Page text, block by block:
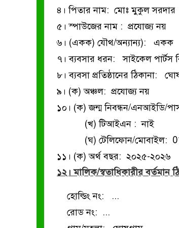
৪। পিতার নাম: মোঃ মুকুল সরদার
৫। স্পাউজের নাম : প্রযোজ্য নয়
৬। (একক) যৌথ/অন্যান্য): একক
৭। ব্যবসার ধরন: সাইকেল পার্টস
৮। ব্যবসা প্রতিষ্ঠানের ঠিকানা:
৯। (ক) অঞ্চল: প্রযোজ্য নয়
১০। (ক) জন্ম নিবন্ধন/এনআইডি/
(খ) টিআইএন : নাই
(ঘ) টেলিফোন/মোবাইল:
১১। (ক) অর্থ বছর: ২০২৫-২০২৬
১২। মালিক/স্বতাধিকারীর বর্তমান
হোল্ডিং নং: ...
রোড নং: ...